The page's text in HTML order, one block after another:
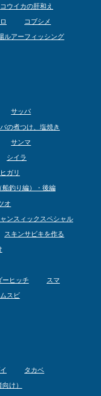
コウイカの肝和え
コブシメ
ルアーフィッシング
サッパ
の煮つけ、塩焼き
サンマ
シイラ
ガリ
船釣り編）・後編
オ
ンスィックスペシャル
スキンサビキを作る
ーヒッチ スマ
スビ
タカベ
け）